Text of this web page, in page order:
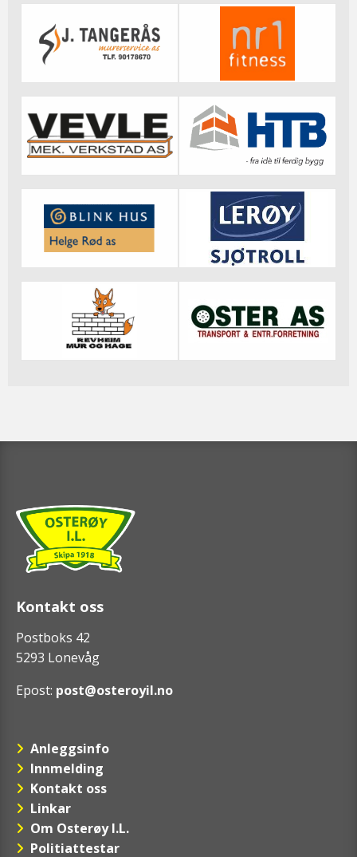
Kontakt oss
Postboks 42
5293 Lonevåg
Epost: post@osteroyil.no
Anleggsinfo
Innmelding
Kontakt oss
Linkar
Om Osterøy I.L.
Politiattestar